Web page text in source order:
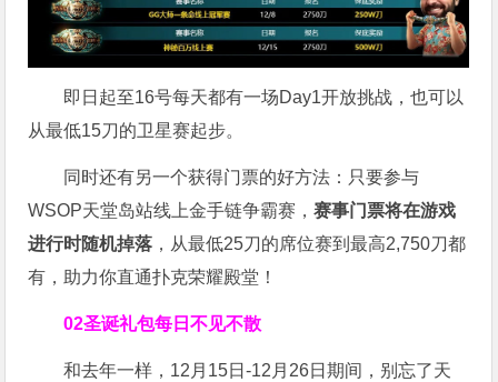
即日起至16号每天都有一场Day1开放挑战，也可以
从最低15刀的卫星赛起步。
同时还有另一个获得门票的好方法：只要参与
WSOP天堂岛站线上金手链争霸赛，赛事门票将在游戏
进行时随机掉落 ，从最低25刀的席位赛到最高2,750刀都
有，助力你直通扑克荣耀殿堂！
02圣诞礼包每日不见不散
和去年一样，12月15日-12月26日期间，别忘了天